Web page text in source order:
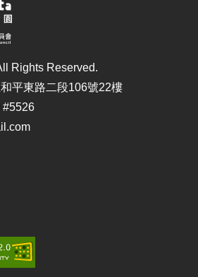
Rights Reserved.
平東路二段106號22樓
#5526